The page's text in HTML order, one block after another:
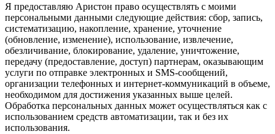
Я предоставляю Аристон право осуществлять с моими
персональными данными следующие действия: сбор, запись,
систематизацию, накопление, хранение, уточнение
(обновление, изменение), использование, извлечение,
обезличивание, блокирование, удаление, уничтожение,
передачу (предоставление, доступ) партнерам, оказывающим
услуги по отправке электронных и SMS‑сообщений,
организации телефонных и интернет‑коммуникаций в объеме,
необходимом для достижения указанных выше целей.
Обработка персональных данных может осуществляться как с
использованием средств автоматизации, так и без их
использования.